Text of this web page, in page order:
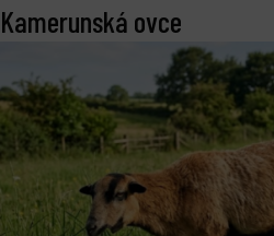
Kamerunská ovce